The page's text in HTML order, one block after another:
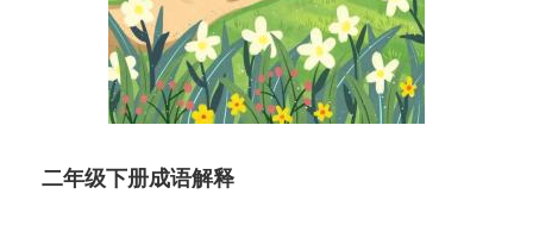
二年级下册成语解释